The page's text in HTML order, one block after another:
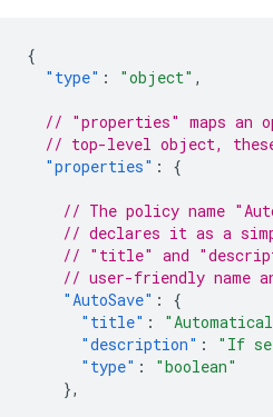
{
"type" : "object" ,
// "properties" maps an
// top-level object, these
"properties" : {
// The policy name
// declares it as a
// "title" and
// user-friendly name
"AutoSave" :
{
"title" :
"description" :
"If
"type" :
"boolean"
},